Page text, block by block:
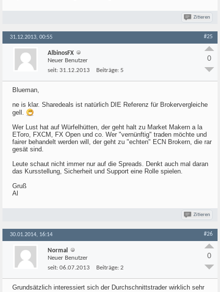
Zitieren
31.12.2013, 00:55 #25
AlbinosFX
Neuer Benutzer
seit: 31.12.2013 Beiträge: 5
0
Blueman,
ne is klar. Sharedeals ist natürlich DIE Referenz für Brokervergleiche
gell.
Wer Lust hat auf Würfelhütten, der geht halt zu Market Makern a la
EToro, FXCM, FX Open und co. Wer "vernünftig" traden möchte und
fairer behandelt werden will, der geht zu "echten" ECN Brokern, die rar
gesät sind.
Leute schaut nicht immer nur auf die Spreads. Denkt auch mal daran
das Kursstellung, Sicherheit und Support eine Rolle spielen.
Gruß
Al
Zitieren
30.01.2014, 16:14 #26
Normal
Neuer Benutzer
seit: 06.07.2013 Beiträge: 2
0
Grundsätzlich interessiert sich der Durchschnittstrader wirklich sehr